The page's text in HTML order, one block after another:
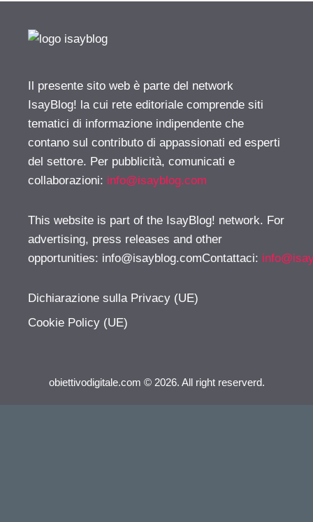
Il presente sito web è parte del network
IsayBlog! la cui rete editoriale comprende siti
tematici di informazione indipendente che
contano sul contributo di appassionati ed esperti
del settore. Per pubblicità, comunicati e
collaborazioni: info@isayblog.com
This website is part of the IsayBlog! network. For
advertising, press releases and other
opportunities: info@isayblog.comContattaci:
Dichiarazione sulla Privacy (UE)
Cookie Policy (UE)
obiettivodigitale.com © 2026. All right reserverd.